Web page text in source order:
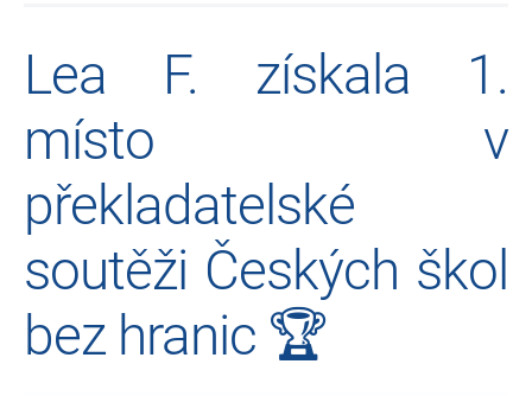
Lea F. získala 1.
místo v
překladatelské
soutěži Českých škol
bez hranic 🏆